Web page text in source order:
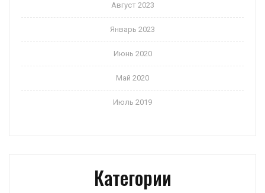
Август 2023
Январь 2023
Июнь 2020
Май 2020
Июль 2019
Категории